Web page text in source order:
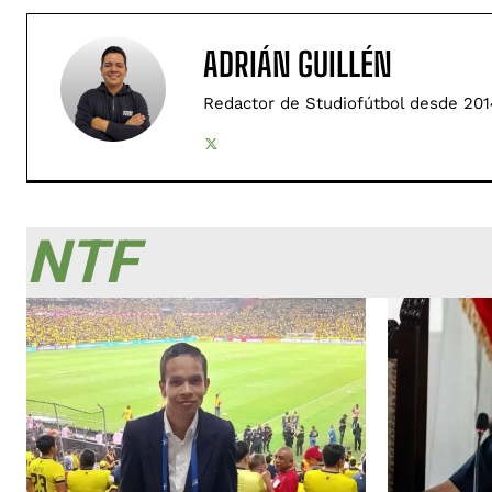
ADRIÁN GUILLÉN
Redactor de Studiofútbol desde
NTF